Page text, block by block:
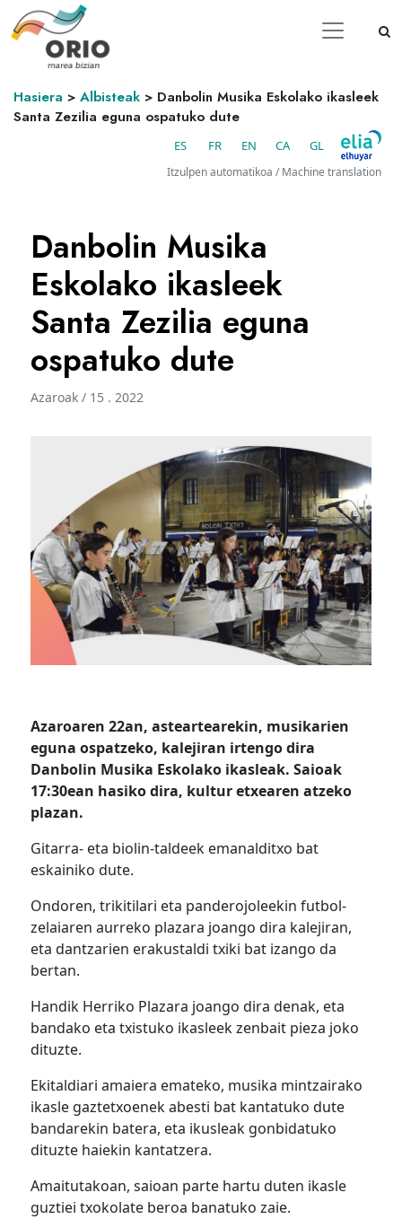
Hasiera > Albisteak > Danbolin Musika Eskolako ikasleek
Santa Zezilia eguna ospatuko dute
ES FR EN CA GL
Itzulpen automatikoa / Machine translation
Danbolin Musika
Eskolako ikasleek
Santa Zezilia eguna
ospatuko dute
Azaroak / 15 . 2022
Azaroaren 22an, asteartearekin, musikarien
eguna ospatzeko, kalejiran irtengo dira
Danbolin Musika Eskolako ikasleak. Saioak
17:30ean hasiko dira, kultur etxearen atzeko
plazan.
Gitarra- eta biolin-taldeek emanalditxo bat
eskainiko dute.
Ondoren, trikitilari eta panderojoleekin futbol-
zelaiaren aurreko plazara joango dira kalejiran,
eta dantzarien erakustaldi txiki bat izango da
bertan.
Handik Herriko Plazara joango dira denak, eta
bandako eta txistuko ikasleek zenbait pieza joko
dituzte.
Ekitaldiari amaiera emateko, musika mintzairako
ikasle gaztetxoenek abesti bat kantatuko dute
bandarekin batera, eta ikusleak gonbidatuko
dituzte haiekin kantatzera.
Amaitutakoan, saioan parte hartu duten ikasle
guztiei txokolate beroa banatuko zaie.